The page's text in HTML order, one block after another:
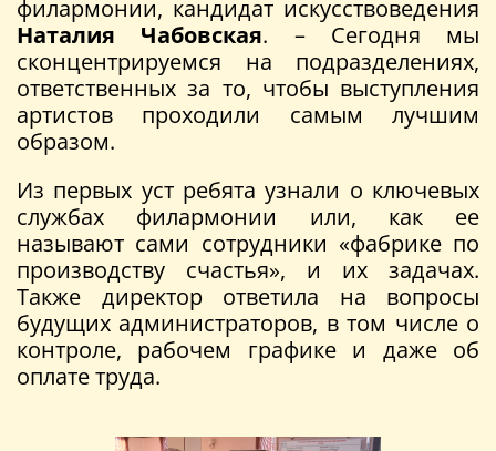
филармонии, кандидат искусствоведения
Наталия Чабовская. – Сегодня мы
сконцентрируемся на подразделениях,
ответственных за то, чтобы выступления
артистов проходили самым лучшим
образом.
Из первых уст ребята узнали о ключевых
службах филармонии или, как ее
называют сами сотрудники «фабрике по
производству счастья», и их задачах.
Также директор ответила на вопросы
будущих администраторов, в том числе о
контроле, рабочем графике и даже об
оплате труда.